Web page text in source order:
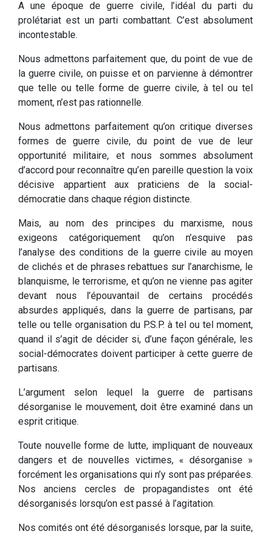
A une époque de guerre civile, l’idéal du parti du
prolétariat est un parti combattant. C’est absolument
incontestable.
Nous admettons parfaitement que, du point de vue de
la guerre civile, on puisse et on parvienne à démontrer
que telle ou telle forme de guerre civile, à tel ou tel
moment, n’est pas rationnelle.
Nous admettons parfaitement qu’on critique diverses
formes de guerre civile, du point de vue de leur
opportunité militaire, et nous sommes absolument
d’accord pour reconnaître qu’en pareille question la voix
décisive appartient aux praticiens de la social-
démocratie dans chaque région distincte.
Mais, au nom des principes du marxisme, nous
exigeons catégoriquement qu’on n’esquive pas
l’analyse des conditions de la guerre civile au moyen
de clichés et de phrases rebattues sur l’anarchisme, le
blanquisme, le terrorisme, et qu’on ne vienne pas agiter
devant nous l’épouvantail de certains procédés
absurdes appliqués, dans la guerre de partisans, par
telle ou telle organisation du P.S.P. à tel ou tel moment,
quand il s’agit de décider si, d’une façon générale, les
social-démocrates doivent participer à cette guerre de
partisans.
L’argument selon lequel la guerre de partisans
désorganise le mouvement, doit être examiné dans un
esprit critique.
Toute nouvelle forme de lutte, impliquant de nouveaux
dangers et de nouvelles victimes, « désorganise »
forcément les organisations qui n’y sont pas préparées.
Nos anciens cercles de propagandistes ont été
désorganisés lorsqu’on est passé à l’agitation.
Nos comités ont été désorganisés lorsque, par la suite,